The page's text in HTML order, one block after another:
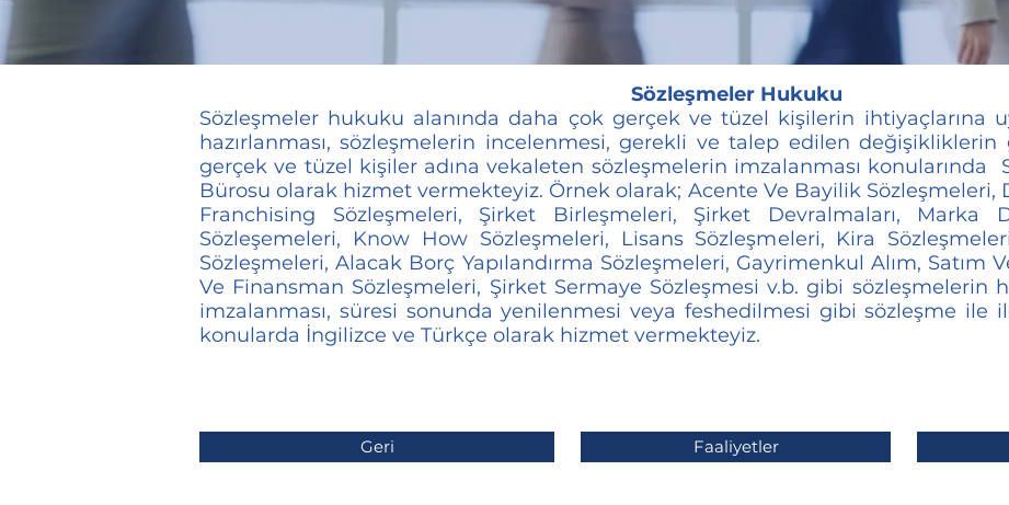
Sözleşmeler Hukuku
Sözleşmeler hukuku alanında daha çok gerçek ve tüzel kişilerin ihtiyaçlarına
hazırlanması, sözleşmelerin incelenmesi, gerekli ve talep edilen değişikliklerin
gerçek ve tüzel kişiler adına vekaleten sözleşmelerin imzalanması konularında
Bürosu olarak hizmet vermekteyiz. Örnek olarak; Acente Ve Bayilik Sözleşmeleri,
Franchising Sözleşmeleri, Şirket Birleşmeleri, Şirket Devralmaları, Marka
Sözleşemeleri, Know How Sözleşmeleri, Lisans Sözleşmeleri, Kira
Sözleşmeleri, Alacak Borç Yapılandırma Sözleşmeleri, Gayrimenkul Alım, Satım
Ve Finansman Sözleşmeleri, Şirket Sermaye Sözleşmesi v.b. gibi sözleşmelerin
imzalanması, süresi sonunda yenilenmesi veya feshedilmesi gibi sözleşme
konularda İngilizce ve Türkçe olarak hizmet vermekteyiz.
Geri Faaliyetler